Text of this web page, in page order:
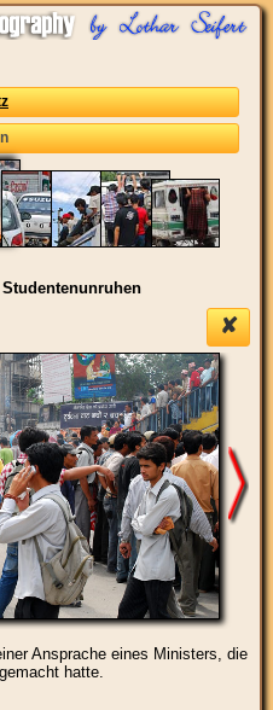
✘
Ansprache eines Ministers, die
hatte.